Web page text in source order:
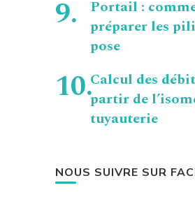
Portail :
préparer les
pose
Calcul des
partir de
tuyauterie
NOUS SUIVRE SUR